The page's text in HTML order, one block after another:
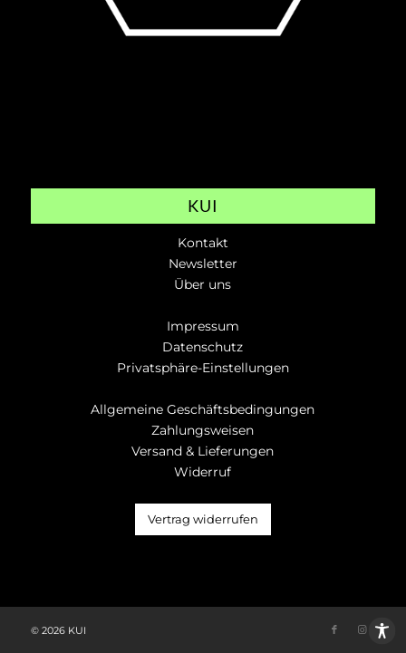
KUI
Kontakt
Newsletter
Über uns
Impressum
Datenschutz
Privatsphäre-Einstellungen
Allgemeine Geschäftsbedingungen
Zahlungsweisen
Versand & Lieferungen
Widerruf
Vertrag widerrufen
© 2026 KUI